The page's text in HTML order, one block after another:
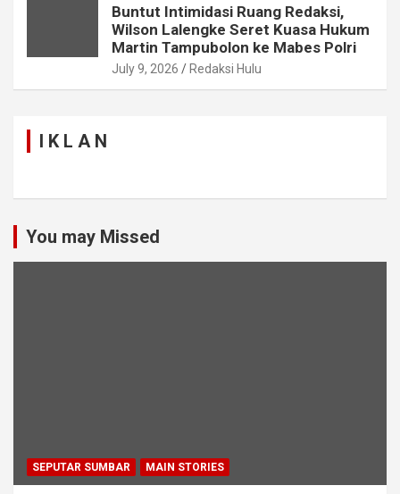
Buntut Intimidasi Ruang Redaksi,
Wilson Lalengke Seret Kuasa Hukum
Martin Tampubolon ke Mabes Polri
July 9, 2026 Redaksi Hulu
I K L A N
You may Missed
SEPUTAR SUMBAR MAIN STORIES